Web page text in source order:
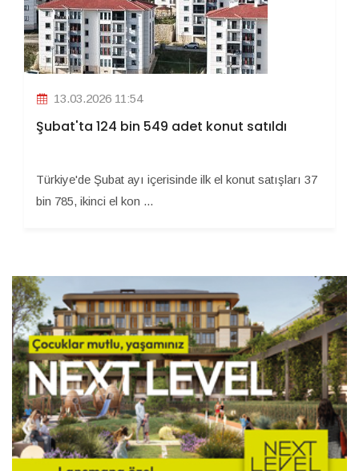
13.03.2026 11:54
Şubat'ta 124 bin 549 adet konut satıldı
Türkiye'de Şubat ayı içerisinde ilk el konut satışları 37
bin 785, ikinci el kon ...